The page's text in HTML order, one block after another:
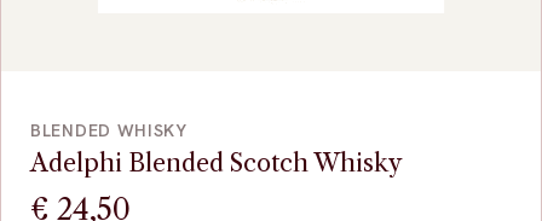
BLENDED WHISKY
Adelphi Blended Scotch Whisky
€ 24,50